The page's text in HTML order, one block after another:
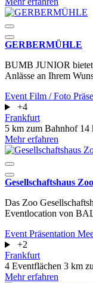
GERBERMÜHLE
BUMB JUNIOR bietet
Anlässe an Ihrem
Event Film / Foto
+4
Frankfurt
5 km zum Bahnhof 14
Mehr erfahren
Gesellschaftshaus
Das Zoo
Eventlocation von
Event Präsentation
+2
Frankfurt
4 Eventflächen 3 km
Mehr erfahren